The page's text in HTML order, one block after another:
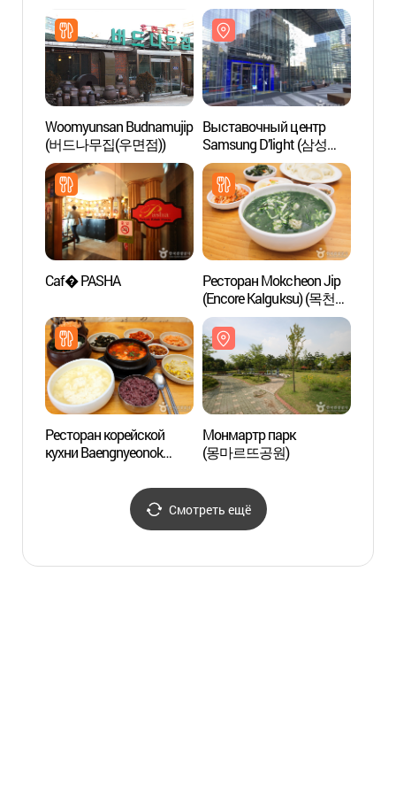
Woomyunsan Budnamujip
(버드나무집(우면점))
Выставочный центр
Samsung D’light (삼성
딜라이트)
Caf� PASHA
Ресторан Mokcheon Jip
(Encore Kalguksu) (목천집
(앵콜칼국수))
Ресторан корейской
кухни Baengnyeonok
Монмартр парк
(몽마르뜨공원)
Смотреть ещё